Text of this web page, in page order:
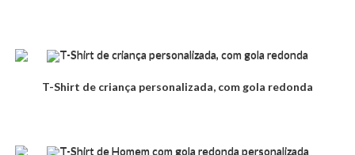
T-Shirt de criança personalizada, com gola redonda